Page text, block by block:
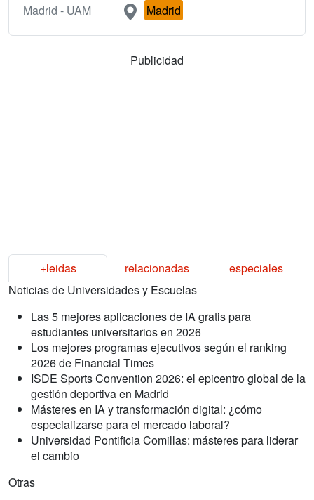
Madrid - UAM
Madrid
Publicidad
+leidas relacionadas
especiales
Noticias de Universidades y Escuelas
Las 5 mejores aplicaciones de IA gratis para
estudiantes universitarios en 2026
Los mejores programas ejecutivos según el ranking
2026 de Financial Times
ISDE Sports Convention 2026: el epicentro global de la
gestión deportiva en Madrid
Másteres en IA y transformación digital: ¿cómo
especializarse para el mercado laboral?
Universidad Pontificia Comillas: másteres para liderar
el cambio
Otras